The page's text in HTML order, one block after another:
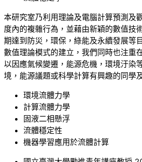
本研究室乃利用理論及電腦計算預測及
度內的複雜行為，並藉由新穎的數值技
期達到防災，環保，綠能及永續發展等
數值理論模式的建立，我們同時也注重
以因應氣候變遷，能源危機，環境汙染
境，能源議題或科學計算有興趣的同學
環境流體力學
計算流體力學
固液二相懸浮
流體穩定性
機器學習應用於流體計算